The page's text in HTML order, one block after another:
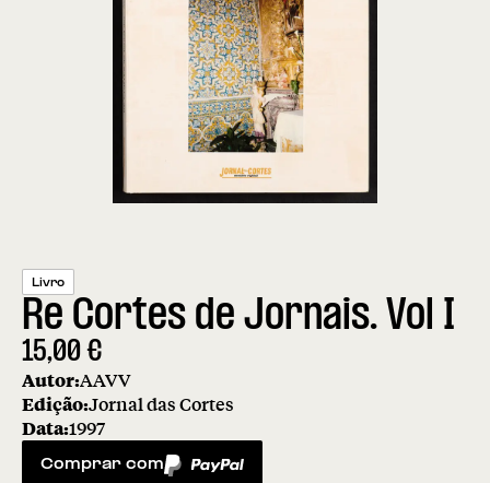
Livro
Re Cortes de Jornais. Vol I
15,00€
Autor:AAVV
Edição:Jornal das Cortes
Data:1997
Comprar com
PayPal